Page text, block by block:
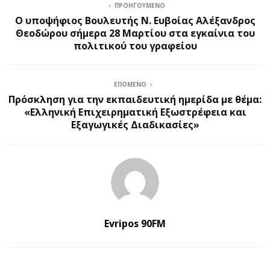
ΠΡΟΗΓΟΎΜΕΝΟ
Ο υποψήφιος Βουλευτής Ν. Ευβοίας Αλέξανδρος
Θεοδώρου σήμερα 28 Μαρτίου στα εγκαίνια του
πολιτικού του γραφείου
ΕΠΌΜΕΝΟ
Πρόσκληση για την εκπαιδευτική ημερίδα με θέμα:
«Ελληνική Επιχειρηματική Εξωστρέφεια και
Εξαγωγικές Διαδικασίες»
Evripos 90FM